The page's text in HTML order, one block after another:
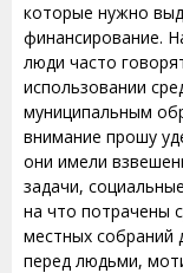
которые нужно
финансирование.
люди часто
использовании
муниципальным
внимание прошу
они имели
задачи,
на что потрачены
местных собраний
перед людьми,